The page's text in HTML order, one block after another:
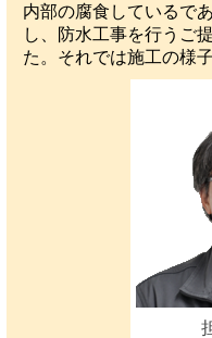
内部の腐食しているで
し、防水工事を行うご
た。それでは施工の様